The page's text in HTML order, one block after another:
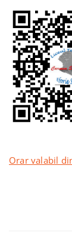
Orar valabil